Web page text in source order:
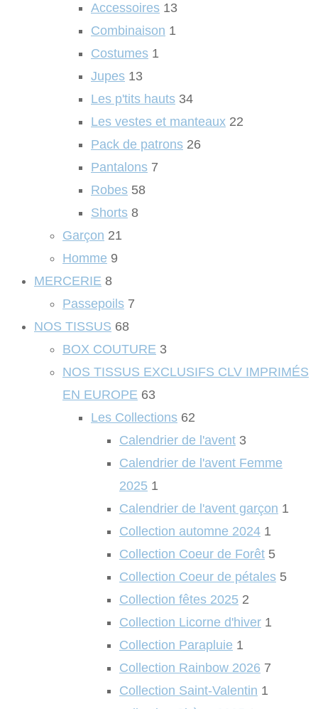
Accessoires 13
Combinaison 1
Costumes 1
Jupes 13
Les p'tits hauts 34
Les vestes et manteaux 22
Pack de patrons 26
Pantalons 7
Robes 58
Shorts 8
Garçon 21
Homme 9
MERCERIE 8
Passepoils 7
NOS TISSUS 68
BOX COUTURE 3
NOS TISSUS EXCLUSIFS CLV IMPRIMÉS
EN EUROPE 63
Les Collections 62
Calendrier de l'avent 3
Calendrier de l'avent Femme
2025 1
Calendrier de l'avent garçon 1
Collection automne 2024 1
Collection Coeur de Forêt 5
Collection Coeur de pétales 5
Collection fêtes 2025 2
Collection Licorne d'hiver 1
Collection Parapluie 1
Collection Rainbow 2026 7
Collection Saint-Valentin 1